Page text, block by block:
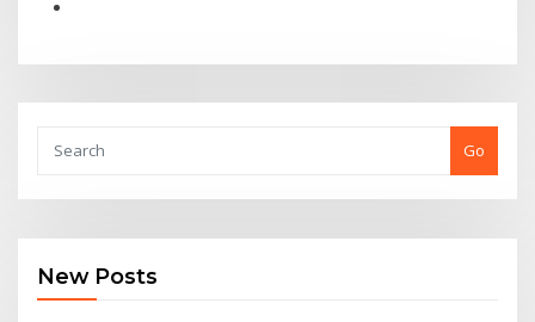
Go
New Posts